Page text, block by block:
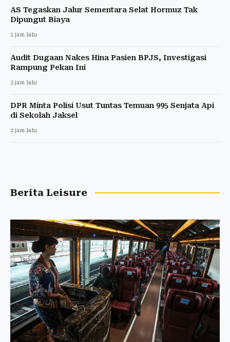
AS Tegaskan Jalur Sementara Selat Hormuz Tak
Dipungut Biaya
1 jam lalu
Audit Dugaan Nakes Hina Pasien BPJS, Investigasi
Rampung Pekan Ini
2 jam lalu
DPR Minta Polisi Usut Tuntas Temuan 995 Senjata Api
di Sekolah Jaksel
2 jam lalu
Berita Leisure